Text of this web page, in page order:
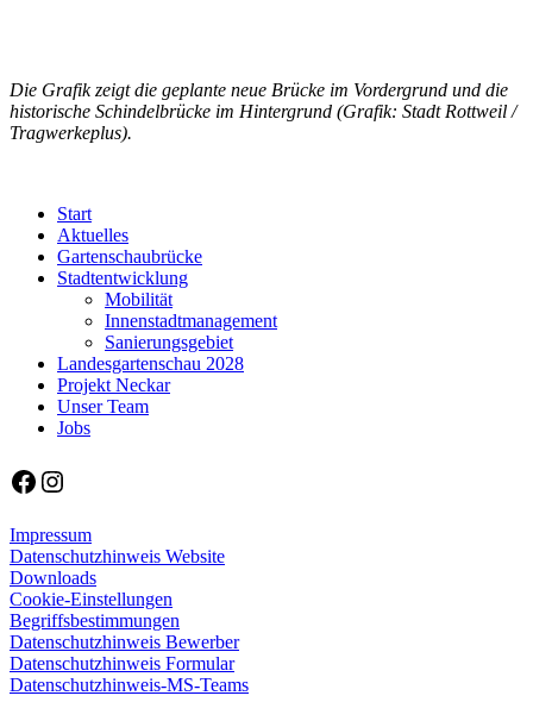
Die Grafik zeigt die geplante neue Brücke im Vordergrund und die
historische Schindelbrücke im Hintergrund (Grafik: Stadt Rottweil /
Tragwerkeplus).
Start
Aktuelles
Gartenschaubrücke
Stadtentwicklung
Mobilität
Innenstadtmanagement
Sanierungsgebiet
Landesgartenschau 2028
Projekt Neckar
Unser Team
Jobs
Facebook
Instagram
Impressum
Datenschutzhinweis Website
Downloads
Cookie-Einstellungen
Begriffsbestimmungen
Datenschutzhinweis Bewerber
Datenschutzhinweis Formular
Datenschutzhinweis-MS-Teams